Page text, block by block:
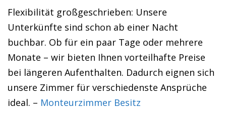
Flexibilität großgeschrieben: Unsere
Unterkünfte sind schon ab einer Nacht
buchbar. Ob für ein paar Tage oder mehrere
Monate – wir bieten Ihnen vorteilhafte Preise
bei längeren Aufenthalten. Dadurch eignen sich
unsere Zimmer für verschiedenste Ansprüche
ideal. – Monteurzimmer Besitz